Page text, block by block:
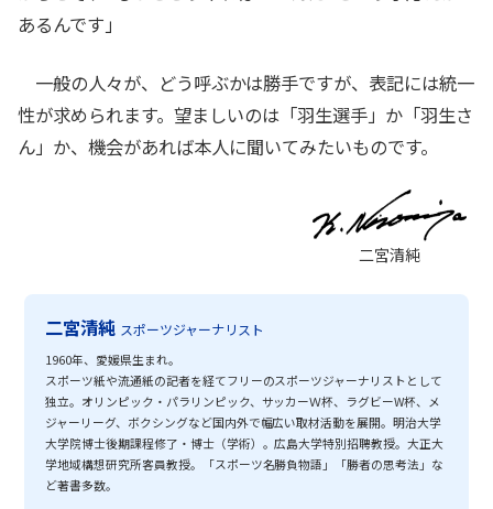
あるんです」
一般の人々が、どう呼ぶかは勝手ですが、表記には統一
性が求められます。望ましいのは「羽生選手」か「羽生さ
ん」か、機会があれば本人に聞いてみたいものです。
二宮清純
二宮清純 スポーツジャーナリスト
1960年、愛媛県生まれ。
スポーツ紙や流通紙の記者を経てフリーのスポーツジャーナリストとして
独立。オリンピック・パラリンピック、サッカーＷ杯、ラグビーW杯、メ
ジャーリーグ、ボクシングなど国内外で幅広い取材活動を展開。明治大学
大学院博士後期課程修了・博士（学術）。広島大学特別招聘教授。大正大
学地域構想研究所客員教授。「スポーツ名勝負物語」「勝者の思考法」な
ど著書多数。